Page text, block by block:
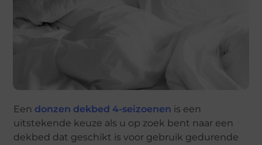
Een donzen dekbed 4-seizoenen is een
uitstekende keuze als u op zoek bent naar een
dekbed dat geschikt is voor gebruik gedurende